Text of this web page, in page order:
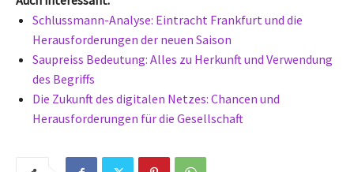
Schlussmann-Analyse: Eintracht Frankfurt und die
Herausforderungen der neuen Saison
Saupreiss Bedeutung: Alles zu Herkunft und Verwendung
des Begriffs
Die Zukunft des digitalen Netzes: Chancen und
Herausforderungen für die Gesellschaft